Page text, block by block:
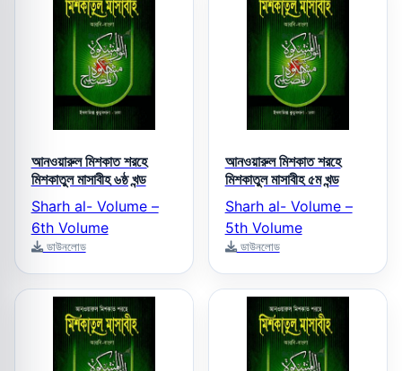
আনওয়ারুল মিশকাত শরহে
মিশকাতুল মাসাবীহ ৬ষ্ঠ খন্ড
Sharh al- Volume –
6th Volume
ডাউনলোড
আনওয়ারুল মিশকাত শরহে
মিশকাতুল মাসাবীহ ৫ম খন্ড
Sharh al- Volume –
5th Volume
ডাউনলোড